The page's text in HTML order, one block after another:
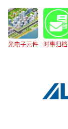
光电子元件 时事归档